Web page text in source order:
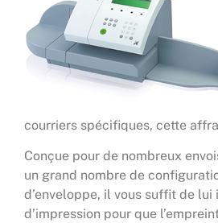
courriers spécifiques, cette
Conçue pour de nombreux
un grand nombre de
d’enveloppe, il vous suffit de
d’impression pour que